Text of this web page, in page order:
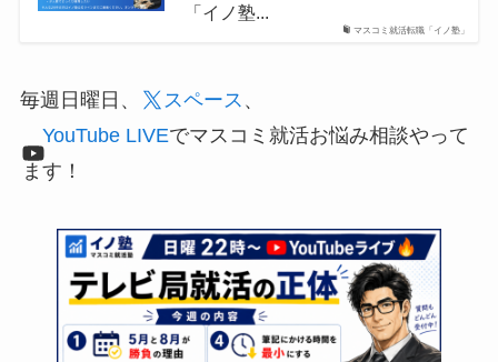
マスコミ就活転職「イノ塾」
「イノ塾...
毎週日曜日、 スペース 、
YouTube LIVEでマスコミ就活お悩み相談やって
ます！